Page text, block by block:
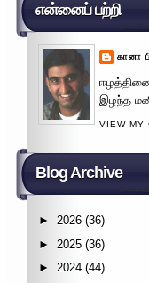
என்னைப் பற்றி
கானா
இழந்த
VIEW MY
Blog Archive
► 2026 (36)
► 2025 (36)
► 2024 (44)